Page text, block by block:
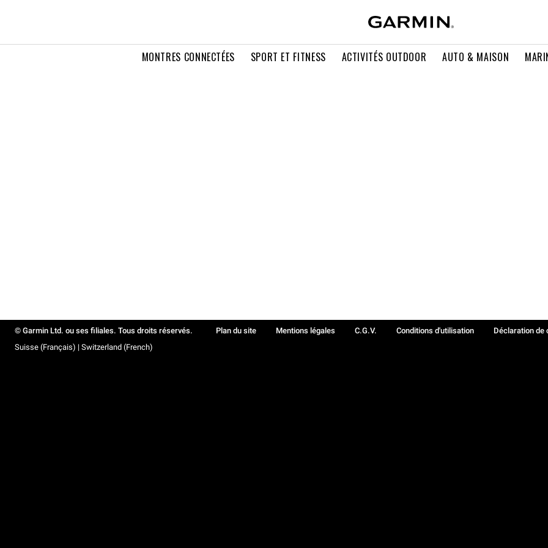
MONTRES CONNECTÉES SPORT ET FITNESS ACTIVITÉS OUTDOOR AUTO & MAISON
© Garmin Ltd. ou ses filiales. Tous droits réservés. Plan du site Mentions légales C.G.V. Conditions d'utilisation Déclaration de
Suisse (Français) | Switzerland (French)